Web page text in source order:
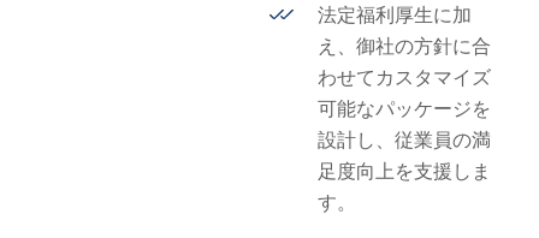
法定福利厚生に加
え、御社の方針に合
わせてカスタマイズ
可能なパッケージを
設計し、従業員の満
足度向上を支援しま
す。